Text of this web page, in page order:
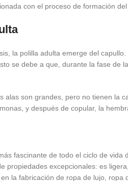
con el proceso de formación
la polilla adulta emerge del
se debe a que, durante la fase
alas son grandes, pero no tienen la
y después de copular, la
fascinante de todo el ciclo de vida
propiedades excepcionales: es
la fabricación de ropa de lujo, ropa